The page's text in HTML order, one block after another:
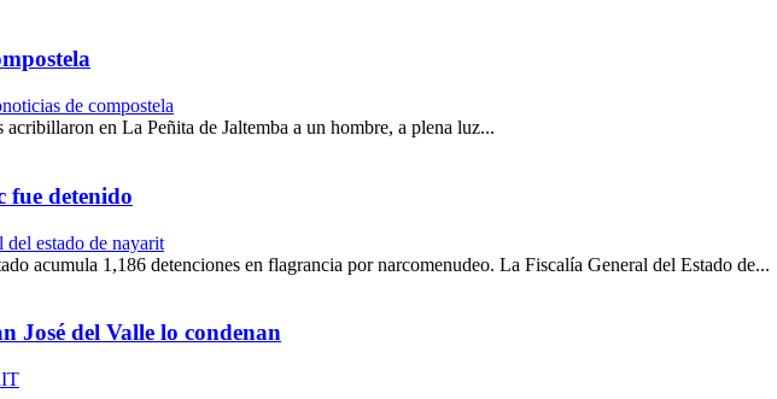
noticias de compostela
en La Peñita de Jaltemba a un hombre, a plena luz...
fue detenido
del estado de nayarit
acumula 1,186 detenciones en flagrancia por narcomenudeo. La Fiscalía General del Estado de...
José del Valle lo condenan